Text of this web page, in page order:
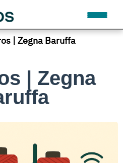
| Zegna Baruffa
| Zegna